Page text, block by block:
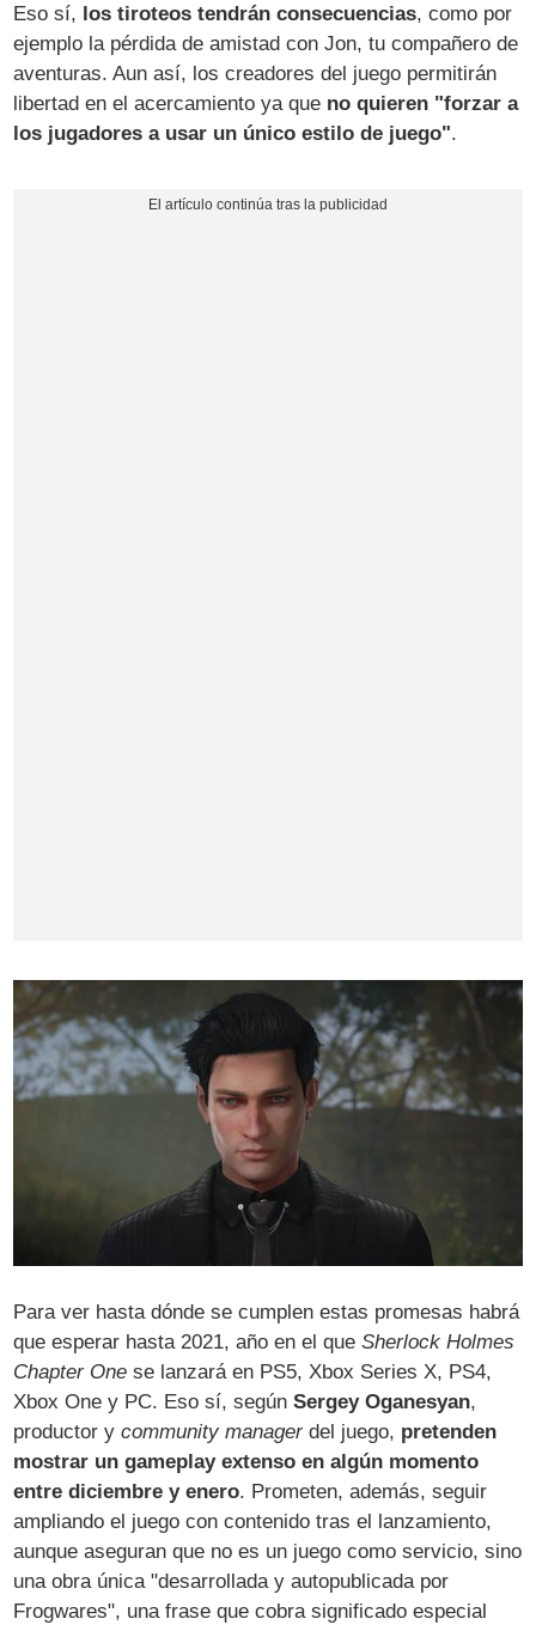
Eso sí, los tiroteos tendrán consecuencias, como por
ejemplo la pérdida de amistad con Jon, tu compañero de
aventuras. Aun así, los creadores del juego permitirán
libertad en el acercamiento ya que no quieren "forzar a
los jugadores a usar un único estilo de juego".
Para ver hasta dónde se cumplen estas promesas habrá
que esperar hasta 2021, año en el queSherlock Holmes
Chapter One se lanzará en PS5, Xbox Series X, PS4,
Xbox One y PC. Eso sí, segúnSergey Oganesyan,
productor ycommunity managerdel juego, pretenden
mostrar un gameplay extenso en algún momento
entre diciembre y enero. Prometen, además, seguir
ampliando el juego con contenido tras el lanzamiento,
aunque aseguran que no es un juego como servicio, sino
una obra única "desarrollada y autopublicada por
Frogwares", una frase que cobra significado especial